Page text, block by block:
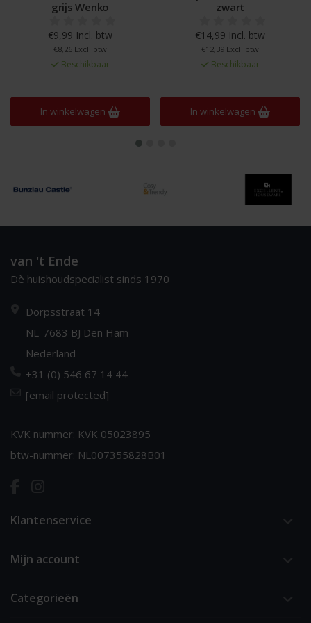
grijs Wenko
€9,99 Incl. btw
€8,26 Excl. btw
Beschikbaar
In winkelwagen
zwart
€14,99 Incl. btw
€12,39 Excl. btw
Beschikbaar
In winkelwagen
van 't Ende
Dè huishoudspecialist sinds 1970
Dorpsstraat 14
NL-7683 BJ Den Ham
Nederland
+31 (0) 546 67 14 44
[email protected]
KVK nummer: KVK 05023895
btw-nummer: NL007355828B01
Klantenservice
Mijn account
Categorieën